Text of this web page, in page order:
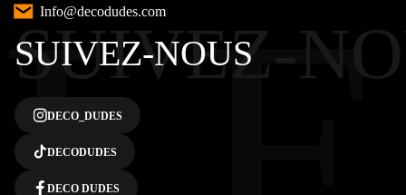
We gebruiken cookies om uw browse-ervaring te verbeteren, gepersonaliseerde
advertenties of inhoud weer te geven en ons verkeer te analyseren. Door op
‘Alles accepteren’ te klikken, stemt u in met ons gebruik van cookies.
Info@decodudes.com
SUIVEZ-
SUIVEZ-NOUS
DECO_DUDES
DECODUDES
DECO DUDES